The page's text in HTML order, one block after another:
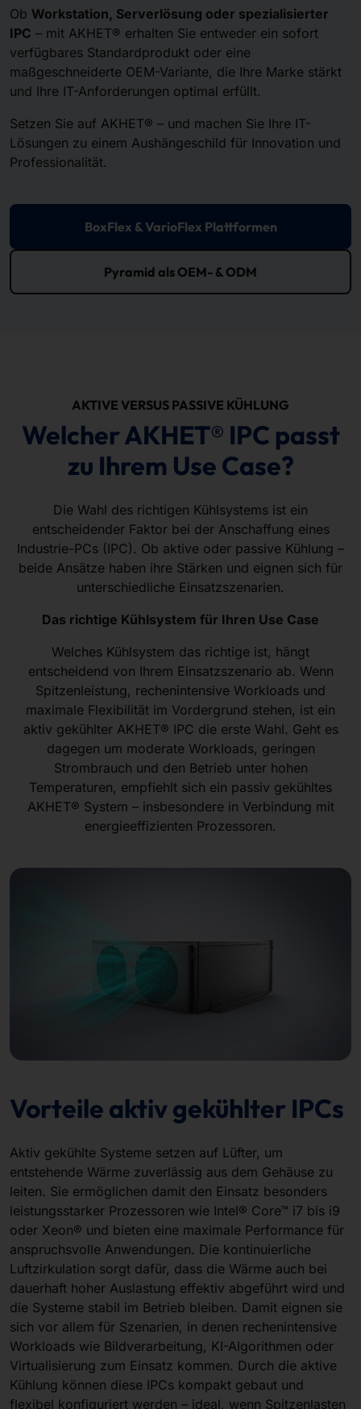
Ob Workstation, Serverlösung oder spezialisierter
IPC – mit AKHET® erhalten Sie entweder ein sofort
verfügbares Standardprodukt oder eine
maßgeschneiderte OEM-Variante, die Ihre Marke stärkt
und Ihre IT-Anforderungen optimal erfüllt.
Setzen Sie auf AKHET® – und machen Sie Ihre IT-
Lösungen zu einem Aushängeschild für Innovation und
Professionalität.
BoxFlex & VarioFlex Plattformen
Pyramid als OEM- & ODM
AKTIVE VERSUS PASSIVE KÜHLUNG
Welcher AKHET® IPC passt
zu Ihrem Use Case?
Die Wahl des richtigen Kühlsystems ist ein
entscheidender Faktor bei der Anschaffung eines
Industrie-PCs (IPC). Ob aktive oder passive Kühlung –
beide Ansätze haben ihre Stärken und eignen sich für
unterschiedliche Einsatzszenarien.
Das richtige Kühlsystem für Ihren Use Case
Welches Kühlsystem das richtige ist, hängt
entscheidend von Ihrem Einsatzszenario ab. Wenn
Spitzenleistung, rechenintensive Workloads und
maximale Flexibilität im Vordergrund stehen, ist ein
aktiv gekühlter AKHET® IPC die erste Wahl. Geht es
dagegen um moderate Workloads, geringen
Strombrauch und den Betrieb unter hohen
Temperaturen, empfiehlt sich ein passiv gekühltes
AKHET® System – insbesondere in Verbindung mit
energieeffizienten Prozessoren.
Vorteile aktiv gekühlter IPCs
Aktiv gekühlte Systeme setzen auf Lüfter, um
entstehende Wärme zuverlässig aus dem Gehäuse zu
leiten. Sie ermöglichen damit den Einsatz besonders
leistungsstarker Prozessoren wie Intel® Core™ i7 bis i9
oder Xeon® und bieten eine maximale Performance für
anspruchsvolle Anwendungen. Die kontinuierliche
Luftzirkulation sorgt dafür, dass die Wärme auch bei
dauerhaft hoher Auslastung effektiv abgeführt wird und
die Systeme stabil im Betrieb bleiben. Damit eignen sie
sich vor allem für Szenarien, in denen rechenintensive
Workloads wie Bildverarbeitung, KI-Algorithmen oder
Virtualisierung zum Einsatz kommen. Durch die aktive
Kühlung können diese IPCs kompakt gebaut und
flexibel konfiguriert werden – ideal, wenn Spitzenlasten